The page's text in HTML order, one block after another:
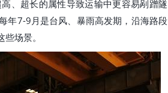
、超长的属性导致运输中更容易剐蹭隧
年7-9月是台风、暴雨高发期，沿海路段
场景。